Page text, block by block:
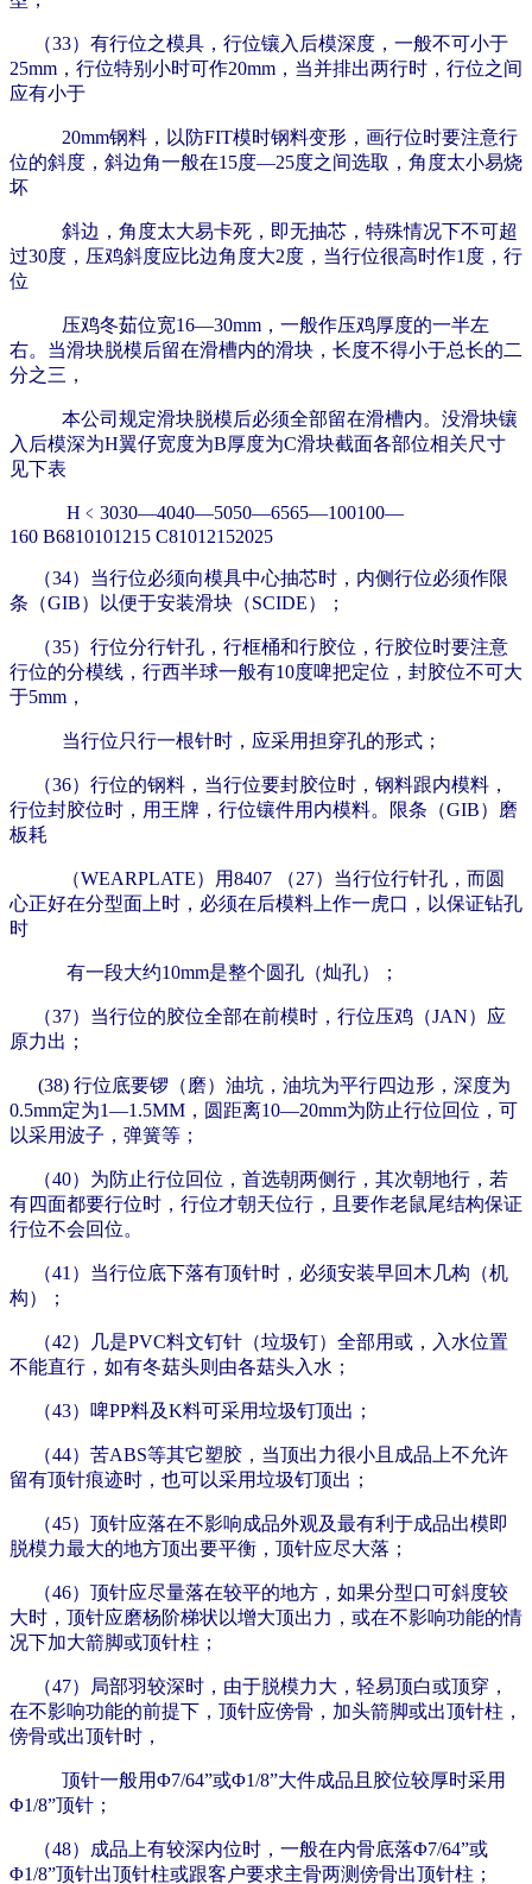
（33）有行位之模具， 行位镶入后模深度，一般不可小于
25mm，行位特别小时可作20mm，当并排出两行时，行位之间
应有小于
20mm钢料，以防FIT模时钢料变形，画行位时要注意行
位的斜度，斜边角一般在15度—25度之间选取，角度太小易烧
坏
斜边，角度太大易卡死，即无抽芯，特殊情况下不可超
过30度， 压鸡斜度应比边角度大2度，当行位很高时作1度，行
位
压鸡冬茹位宽16—30mm，一般作压鸡厚度的一半左
右。当滑块脱模后留在滑槽内的滑块， 长度不得小于总长的二
分之三，
本公司规定滑块脱模后必须全部留在滑槽内。没滑块镶
入后模深为H翼仔宽度为B厚度为C滑块截面各部位相关尺寸
见下表
H﹤3030—4040—5050—6565—100100—
160 B6810101215 C81012152025
（34）当行位必须向模具中心抽芯时，内侧行位必须作限
条（GIB）以便于安装滑块（SCIDE）；
（35）行位分行针孔，行框桶和行胶位，行胶位时要注意
行位的分模线，行西半球一般有10度啤把定位，封胶位不可大
于5mm，
当行位只行一根针时，应采用担穿孔的形式；
（36）行位的钢料，当行位要封胶位时，钢料跟内模料，
行位封胶位时， 用王牌，行位镶件用内模料。限条（GIB）磨
板耗
（WEARPLATE）用8407 （27）当行位行针孔，而圆
心正好在分型面上时，必须在后模料上作一虎口，以保证钻孔
时
有一段大约10mm是整个圆孔（灿孔）；
（37）当行位的胶位全部在前模时，行位压鸡（JAN）应
原力出；
(38) 行位底要锣（磨）油坑，油坑为平行四边形，深度为
0.5mm定为1—1.5MM，圆距离10—20mm为防止行位回位，可
以采用波子，弹簧等；
（40）为防止行位回位，首选朝两侧行，其次朝地行，若
有四面都要行位时，行位才朝天位行，且要作老鼠尾结构保证
行位不会回位。
（41）当行位底下落有顶针时，必须安装早回木几构（机
构）；
（42）几是PVC料文钉针（垃圾钉）全部用或，入水位置
不能直行，如有冬菇头则由各菇头入水；
（43）啤PP料及K料可采用垃圾钉顶出；
（44）苦ABS等其它塑胶，当顶出力很小且成品上不允许
留有顶针痕迹时，也可以采用垃圾钉顶出；
（45）顶针应落在不影响成品外观及最有利于成品出模即
脱模力最大的地方顶出要平衡，顶针应尽大落；
（46）顶针应尽量落在较平的地方，如果分型口可斜度较
大时，顶针应磨杨阶梯状以增大顶出力，或在不影响功能的情
况下加大箭脚或顶针柱；
（47）局部羽较深时，由于脱模力大，轻易顶白或顶穿，
在不影响功能的前提下，顶针应傍骨，加头箭脚或出顶针柱，
傍骨或出顶针时，
顶针一般用Φ7/64”或Φ1/8”大件成品且胶位较厚时采用
Φ1/8”顶针；
（48）成品上有较深内位时，一般在内骨底落Φ7/64”或
Φ1/8”顶针出顶针柱或跟客户要求主骨两测傍骨出顶针柱；